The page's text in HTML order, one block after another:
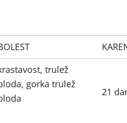
trulež
gorka trulež
21